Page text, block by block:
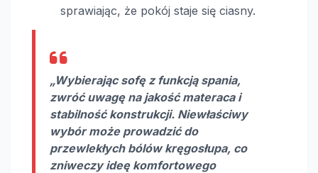
sprawiając, że pokój staje się ciasny.
„Wybierając sofę z funkcją spania,
zwróć uwagę na jakość materaca i
stabilność konstrukcji. Niewłaściwy
wybór może prowadzić do
przewlekłych bólów kręgosłupa, co
zniweczy ideę komfortowego